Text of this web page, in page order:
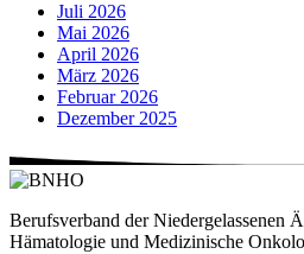
Juli 2026
Mai 2026
April 2026
März 2026
Februar 2026
Dezember 2025
Berufsverband der Niedergelassenen
Hämatologie und Medizinische